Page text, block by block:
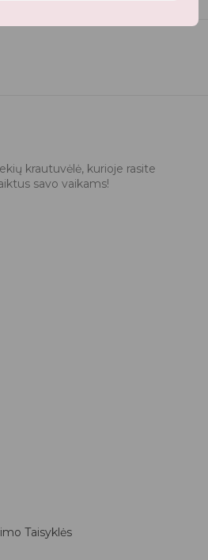
krautuvėlė, kurioje rasite
savo vaikams!
Taisyklės